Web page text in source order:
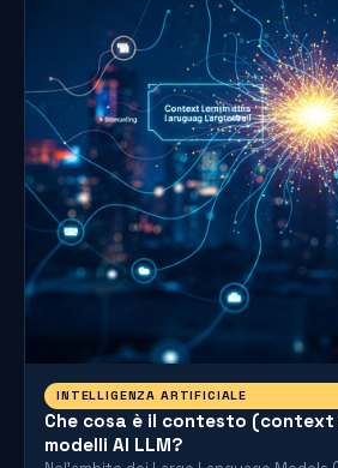
INTELLIGENZA ARTIFICIALE
Che cosa è il contesto
modelli AI LLM?